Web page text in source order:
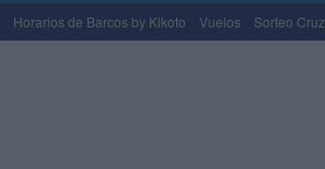
Horarios de Barcos by Kikoto Vuelos Sorteo